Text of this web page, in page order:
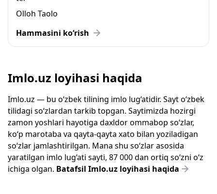
Olloh Taolo
Hammasini ko‘rish
Imlo.uz loyihasi haqida
Imlo.uz — bu o‘zbek tilining imlo lug‘atidir. Sayt o‘zbek
tilidagi so‘zlardan tarkib topgan. Saytimizda hozirgi
zamon yoshlari hayotiga daxldor ommabop so‘zlar,
ko‘p marotaba va qayta-qayta xato bilan yoziladigan
so‘zlar jamlashtirilgan. Mana shu so‘zlar asosida
yaratilgan imlo lug‘ati sayti, 87 000 dan ortiq so‘zni o‘z
ichiga olgan. Batafsil Imlo.uz loyihasi haqida